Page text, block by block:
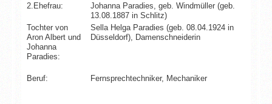
2.Ehefrau:
Johanna Paradies, geb. Windmüller (geb.
13.08.1887 in Schlitz)
Tochter von
Aron Albert und
Johanna
Paradies:
Sella Helga Paradies (geb. 08.04.1924 in
Düsseldorf), Damenschneiderin
Beruf: Fernsprechtechniker, Mechaniker